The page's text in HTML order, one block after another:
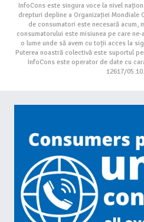
InfoCons este singura voce la nivel
drepturi depline a Organizației Mondiale
de consumatori este necesară acum,
consumatorului este misiunea pe care
o lume unde să avem cu toții acces la
Puterea noastră colectivă este suportul
InfoCons este operator de date cu
12617/